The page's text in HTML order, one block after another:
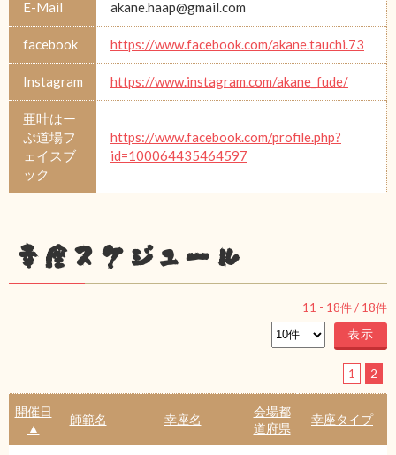
E-Mail akane.haap@gmail.com
facebook https://www.facebook.com/akane.tauchi.73
Instagram https://www.instagram.com/akane_fude/
亜叶はー
ぷ道場フ
ェイスブ
ック
https://www.facebook.com/profile.php?
id=100064435464597
幸座スケジュール
11 - 18件 / 18件
1 2
開催日
▲
師範名 幸座名
会場都
道府県
幸座タイプ